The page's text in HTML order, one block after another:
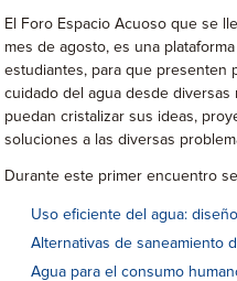
El Foro Espacio Acuoso que se
mes de agosto, es una
estudiantes, para que presenten
cuidado del agua desde
puedan cristalizar sus ideas,
soluciones a las diversas
Durante este primer encuentro
Uso eficiente del agua:
Alternativas de saneamiento
Agua para el consumo